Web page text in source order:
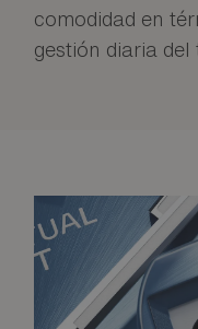
comodidad en
gestión diaria del